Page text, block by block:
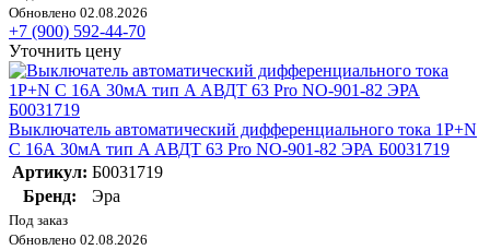
Обновлено 02.08.2026
+7 (900) 592-44-70
Уточнить цену
Выключатель автоматический дифференциального тока 1P+N
C 16А 30мА тип A АВДТ 63 Pro NO-901-82 ЭРА Б0031719
Артикул: Б0031719
Бренд:
Эра
Под заказ
Обновлено 02.08.2026